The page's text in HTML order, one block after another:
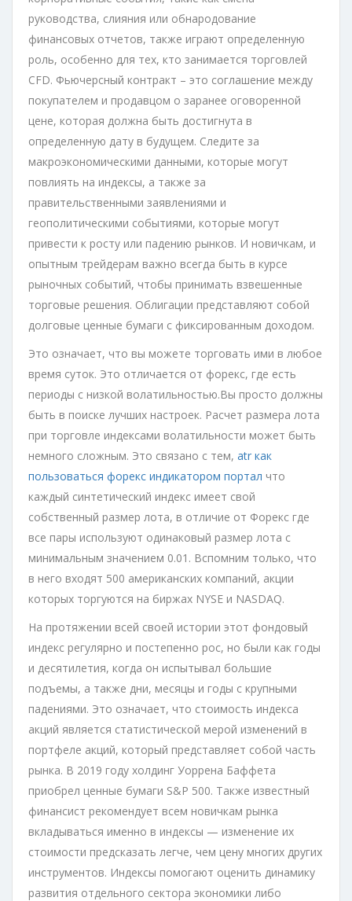
руководства, слияния или обнародование
финансовых отчетов, также играют определенную
роль, особенно для тех, кто занимается торговлей
CFD. Фьючерсный контракт – это соглашение между
покупателем и продавцом о заранее оговоренной
цене, которая должна быть достигнута в
определенную дату в будущем. Следите за
макроэкономическими данными, которые могут
повлиять на индексы, а также за
правительственными заявлениями и
геополитическими событиями, которые могут
привести к росту или падению рынков. И новичкам, и
опытным трейдерам важно всегда быть в курсе
рыночных событий, чтобы принимать взвешенные
торговые решения. Облигации представляют собой
долговые ценные бумаги с фиксированным доходом.
Это означает, что вы можете торговать ими в любое
время суток. Это отличается от форекс, где есть
периоды с низкой волатильностью.Вы просто должны
быть в поиске лучших настроек. Расчет размера лота
при торговле индексами волатильности может быть
немного сложным. Это связано с тем, atr как
пользоваться форекс индикатором портал что
каждый синтетический индекс имеет свой
собственный размер лота, в отличие от Форекс где
все пары используют одинаковый размер лота с
минимальным значением 0.01. Вспомним только, что
в него входят 500 американских компаний, акции
которых торгуются на биржах NYSE и NASDAQ.
На протяжении всей своей истории этот фондовый
индекс регулярно и постепенно рос, но были как годы
и десятилетия, когда он испытывал большие
подъемы, а также дни, месяцы и годы с крупными
падениями. Это означает, что стоимость индекса
акций является статистической мерой изменений в
портфеле акций, который представляет собой часть
рынка. В 2019 году холдинг Уоррена Баффета
приобрел ценные бумаги S&P 500. Также известный
финансист рекомендует всем новичкам рынка
вкладываться именно в индексы — изменение их
стоимости предсказать легче, чем цену многих других
инструментов. Индексы помогают оценить динамику
развития отдельного сектора экономики либо